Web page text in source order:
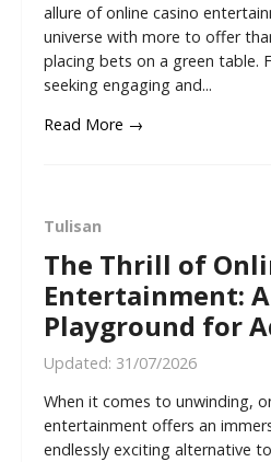
allure of online casino
universe with more to offer
placing bets on a green table.
seeking engaging and...
Read More →
Tulisan
The Thrill of
Entertainment:
Playground for
Updated: 31/07/2026
When it comes to unwinding,
entertainment offers an
endlessly exciting alternative